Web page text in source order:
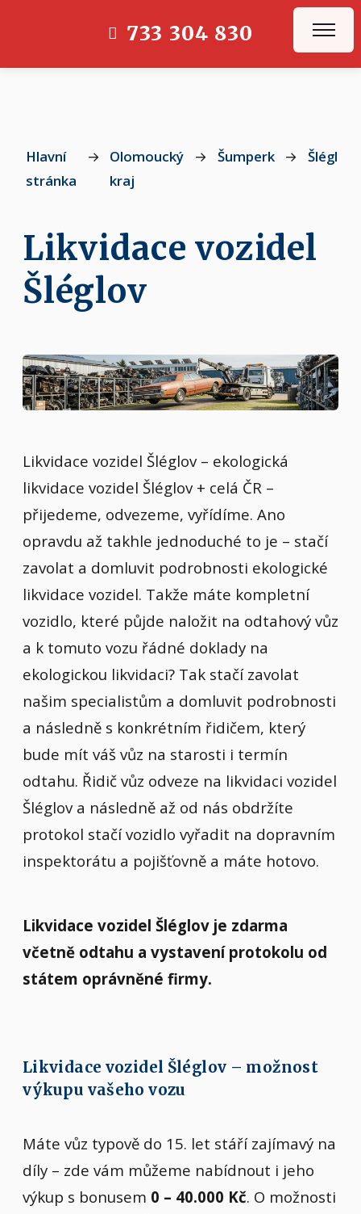
733 304 830
Hlavní
stránka
→
Olomoucký
kraj
→ Šumperk → Šléglov
Likvidace vozidel
Šléglov
Likvidace vozidel Šléglov – ekologická
likvidace vozidel Šléglov + celá ČR –
přijedeme, odvezeme, vyřídíme. Ano
opravdu až takhle jednoduché to je – stačí
zavolat a domluvit podrobnosti ekologické
likvidace vozidel. Takže máte kompletní
vozidlo, které půjde naložit na odtahový vůz
a k tomuto vozu řádné doklady na
ekologickou likvidaci? Tak stačí zavolat
našim specialistům a domluvit podrobnosti
a následně s konkrétním řidičem, který
bude mít váš vůz na starosti i termín
odtahu. Řidič vůz odveze na likvidaci vozidel
Šléglov a následně až od nás obdržíte
protokol stačí vozidlo vyřadit na dopravním
inspektorátu a pojišťovně a máte hotovo.
Likvidace vozidel Šléglov je zdarma
včetně odtahu a vystavení protokolu od
státem oprávněné firmy.
Likvidace vozidel Šléglov – možnost
výkupu vašeho vozu
Máte vůz typově do 15. let stáří zajímavý na
díly – zde vám můžeme nabídnout i jeho
výkup s bonusem 0 – 40.000 Kč. O možnosti